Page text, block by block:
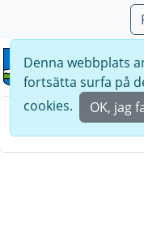
Denna webbplats
fortsätta surfa på
cookies.
OK, jag